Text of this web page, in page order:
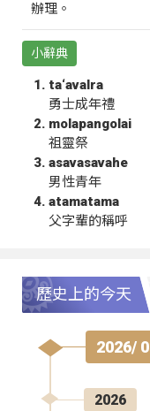
辦理。
小辭典
ta‘avalra
勇士成年禮
molapangolai
祖靈祭
asavasavahe
男性青年
atamatama
父字輩的稱呼
歷史上的今天
2026/
2026